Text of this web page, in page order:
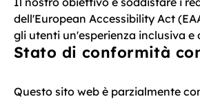
dell'European Accessibility Act
gli utenti un'esperienza inclusiva e
Stato di conformità
Questo sito web è parzialmente